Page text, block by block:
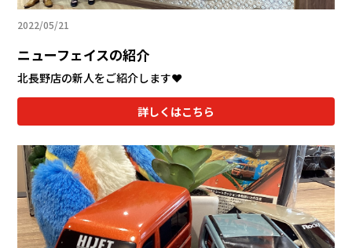
2022/05/21
ニューフェイスの紹介
北長野店の新人をご紹介します❤
詳しくはこちら